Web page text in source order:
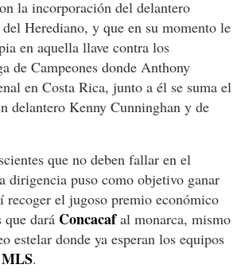
la incorporación del delantero
Herediano, y que en su momento le
en aquella llave contra los
de Campeones donde Anthony
en Costa Rica, junto a él se suma el
delantero Kenny Cunninghan y de
que no deben fallar en el
dirigencia puso como objetivo ganar
recoger el jugoso premio económico
dará Concacafal monarca, mismo
estelar donde ya esperan los equipos
MLS.